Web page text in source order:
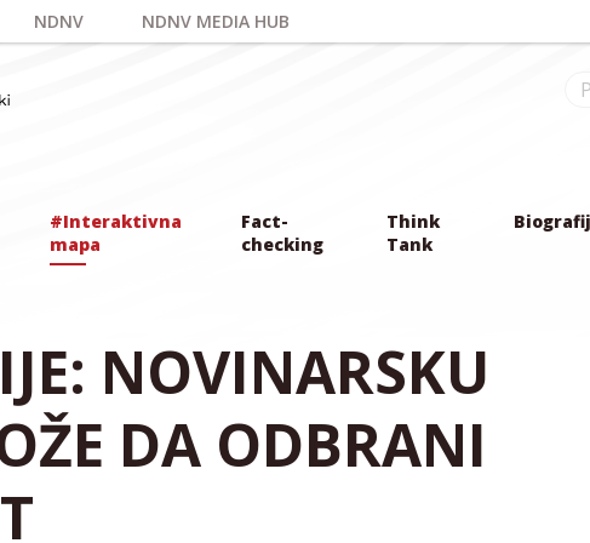
NDNV NDNV MEDIA HUB
#Interaktivna
mapa
Fact-
checking
Think
Tank
NOVINARSKU
DA ODBRANI